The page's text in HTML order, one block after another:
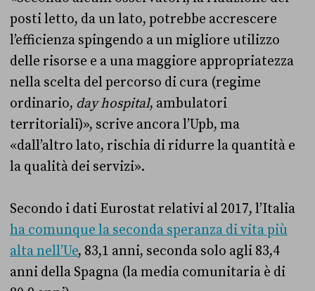
posti letto, da un lato, potrebbe accrescere
l’efficienza spingendo a un migliore utilizzo
delle risorse e a una maggiore appropriatezza
nella scelta del percorso di cura (regime
ordinario, day hospital, ambulatori
territoriali)», scrive ancora l’Upb, ma
«dall’altro lato, rischia di ridurre la quantità e
la qualità dei servizi».
Secondo i dati Eurostat relativi al 2017, l’Italia
ha comunque la seconda speranza di vita più
alta nell’Ue, 83,1 anni, seconda solo agli 83,4
anni della Spagna (la media comunitaria è di